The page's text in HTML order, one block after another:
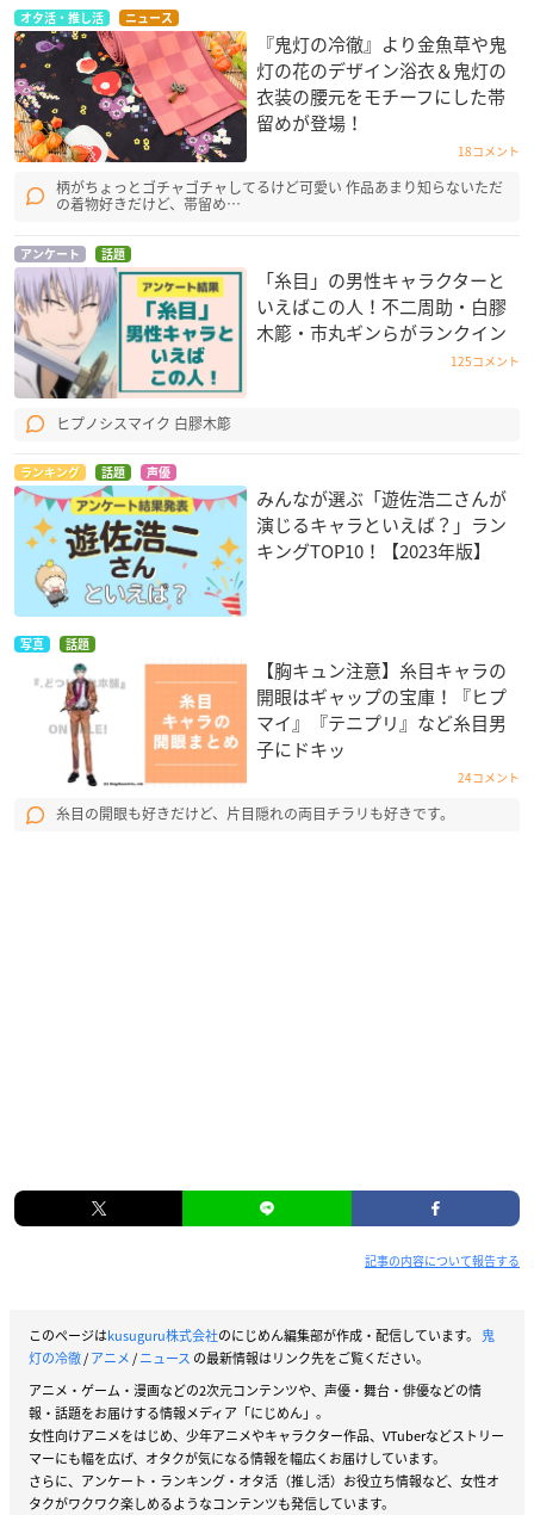
オタ活・推し活 ニュース
『鬼灯の冷徹』より金魚草や鬼
灯の花のデザイン浴衣＆鬼灯の
衣装の腰元をモチーフにした帯
留めが登場！
18コメント
柄がちょっとゴチャゴチャしてるけど可愛い 作品あまり知らないただ
の着物好きだけど、帯留め…
アンケート 話題
「糸目」の男性キャラクターと
いえばこの人！不二周助・白膠
木簓・市丸ギンらがランクイン
125コメント
ヒプノシスマイク 白膠木簓
ランキング 話題 声優
みんなが選ぶ「遊佐浩二さんが
演じるキャラといえば？」ラン
キングTOP10！【2023年版】
写真 話題
【胸キュン注意】糸目キャラの
開眼はギャップの宝庫！『ヒプ
マイ』『テニプリ』など糸目男
子にドキッ
24コメント
糸目の開眼も好きだけど、片目隠れの両目チラリも好きです。
記事の内容について報告する
このページはkusuguru株式会社のにじめん編集部が作成・配信しています。 鬼
灯の冷徹/アニメ/ニュース の最新情報はリンク先をご覧ください。
アニメ・ゲーム・漫画などの2次元コンテンツや、声優・舞台・俳優などの情
報・話題をお届けする情報メディア「にじめん」。
女性向けアニメをはじめ、少年アニメやキャラクター作品、VTuberなどストリー
マーにも幅を広げ、オタクが気になる情報を幅広くお届けしています。
さらに、アンケート・ランキング・オタ活（推し活）お役立ち情報など、女性オ
タクがワクワク楽しめるようなコンテンツも発信しています。